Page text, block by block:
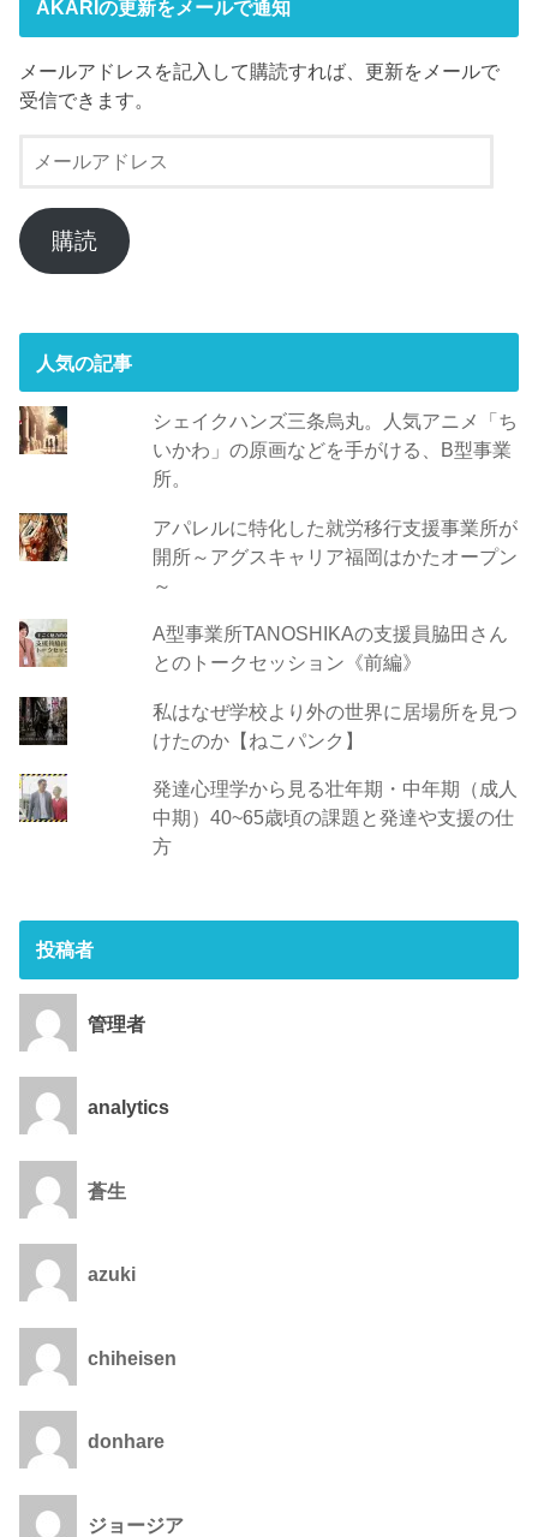
AKARIの更新をメールで通知
メールアドレスを記入して購読すれば、更新をメールで
受信できます。
ー
ル
ア
ド
購読
人気の記事
シェイクハンズ三条烏丸。人気アニメ「ち
いかわ」の原画などを手がける、B型事業
所。
アパレルに特化した就労移行支援事業所が
開所～アグスキャリア福岡はかたオープン
～
A型事業所TANOSHIKAの支援員脇田さん
とのトークセッション《前編》
私はなぜ学校より外の世界に居場所を見つ
けたのか【ねこパンク】
発達心理学から見る壮年期・中年期（成人
中期）40~65歳頃の課題と発達や支援の仕
方
投稿者
管理者
analytics
蒼生
azuki
chiheisen
donhare
ジョージア